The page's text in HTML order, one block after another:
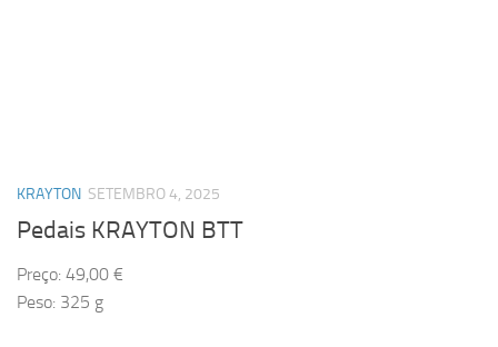
KRAYTON SETEMBRO 4, 2025
Pedais KRAYTON BTT
Preço: 49,00 €
Peso: 325 g